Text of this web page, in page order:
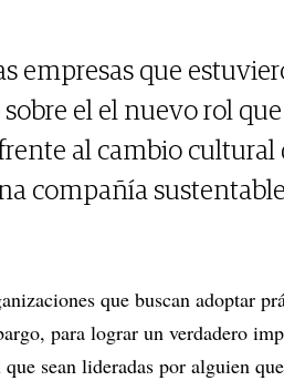
empresas que
el el nuevo rol
al cambio cultural
compañía
que buscan adoptar
para lograr un verdadero
sean lideradas por alguien